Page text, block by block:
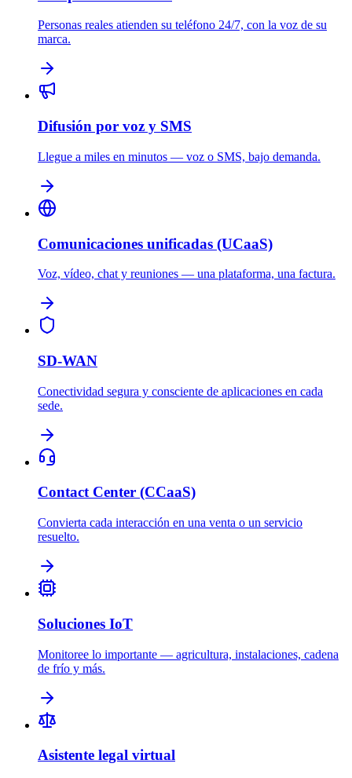
Personas reales atienden su teléfono 24/7, con la voz de su
marca.
Difusión por voz y SMS
Llegue a miles en minutos — voz o SMS, bajo demanda.
Comunicaciones unificadas (UCaaS)
Voz, vídeo, chat y reuniones — una plataforma, una factura.
SD-WAN
Conectividad segura y consciente de aplicaciones en cada
sede.
Contact Center (CCaaS)
Convierta cada interacción en una venta o un servicio
resuelto.
Soluciones IoT
Monitoree lo importante — agricultura, instalaciones, cadena
de frío y más.
Asistente legal virtual